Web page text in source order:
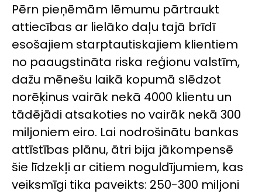
Pērn pieņēmām lēmumu pārtraukt
attiecības ar lielāko daļu tajā brīdī
esošajiem starptautiskajiem klientiem
no paaugstināta riska reģionu valstīm,
dažu mēnešu laikā kopumā slēdzot
norēķinus vairāk nekā 4000 klientu un
tādējādi atsakoties no vairāk nekā 300
miljoniem eiro. Lai nodrošinātu bankas
attīstības plānu, ātri bija jākompensē
šie līdzekļi ar citiem noguldījumiem, kas
veiksmīgi tika paveikts: 250-300 miljoni